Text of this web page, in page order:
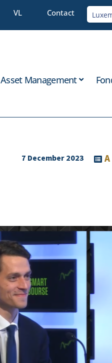
VL Contact
Asset Management
7 December 2023